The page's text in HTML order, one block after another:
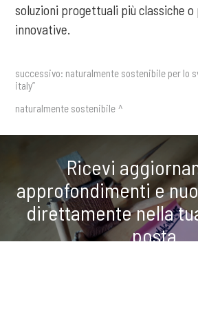
soluzioni progettuali più classiche
innovative.
successivo: naturalmente sostenibile per lo
italy”
naturalmente sostenibile
Ricevi
approfondimenti e
direttamente nella
posta